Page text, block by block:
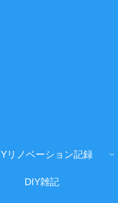
リノベーション記録
DIY雑記